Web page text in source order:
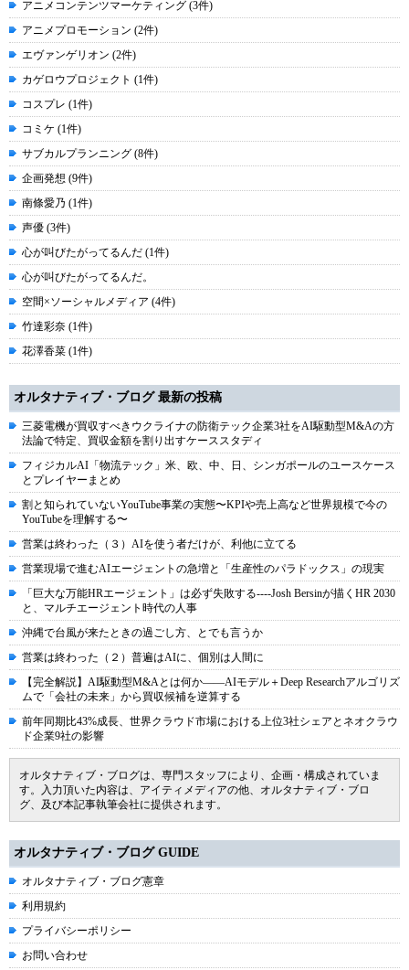
アニメコンテンツマーケティング (3件)
アニメプロモーション (2件)
エヴァンゲリオン (2件)
カゲロウプロジェクト (1件)
コスプレ (1件)
コミケ (1件)
サブカルプランニング (8件)
企画発想 (9件)
南條愛乃 (1件)
声優 (3件)
心が叫びたがってるんだ (1件)
心が叫びたがってるんだ。
空間×ソーシャルメディア (4件)
竹達彩奈 (1件)
花澤香菜 (1件)
オルタナティブ・ブログ 最新の投稿
三菱電機が買収すべきウクライナの防衛テック企業3社をAI駆動型M&Aの方
法論で特定、買収金額を割り出すケーススタディ
フィジカルAI「物流テック」米、欧、中、日、シンガポールのユースケース
とプレイヤーまとめ
割と知られていないYouTube事業の実態〜KPIや売上高など世界規模で今の
YouTubeを理解する〜
営業は終わった（３）AIを使う者だけが、利他に立てる
営業現場で進むAIエージェントの急増と「生産性のパラドックス」の現実
「巨大な万能HRエージェント」は必ず失敗する----Josh Bersinが描くHR 2030
と、マルチエージェント時代の人事
沖縄で台風が来たときの過ごし方、とでも言うか
営業は終わった（２）普遍はAIに、個別は人間に
【完全解説】AI駆動型M&Aとは何か――AIモデル＋Deep Researchアルゴリズ
ムで「会社の未来」から買収候補を逆算する
前年同期比43%成長、世界クラウド市場における上位3社シェアとネオクラウ
ド企業9社の影響
オルタナティブ・ブログは、専門スタッフにより、企画・構成されていま
す。入力頂いた内容は、アイティメディアの他、オルタナティブ・ブロ
グ、及び本記事執筆会社に提供されます。
オルタナティブ・ブログ GUIDE
オルタナティブ・ブログ憲章
利用規約
プライバシーポリシー
お問い合わせ